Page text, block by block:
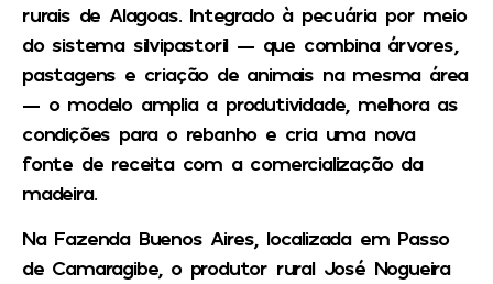
rurais de Alagoas. Integrado à pecuária por meio
do sistema silvipastoril — que combina árvores,
pastagens e criação de animais na mesma área
— o modelo amplia a produtividade, melhora as
condições para o rebanho e cria uma nova
fonte de receita com a comercialização da
madeira.
Na Fazenda Buenos Aires, localizada em Passo
de Camaragibe, o produtor rural José Nogueira